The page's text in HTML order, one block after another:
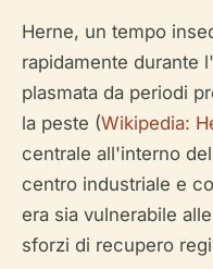
Herne, un tempo
rapidamente durante
plasmata da periodi
la peste (Wikipedia:
centrale all'interno
centro industriale e
era sia vulnerabile
sforzi di recupero